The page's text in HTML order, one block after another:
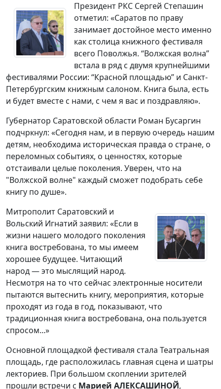
Президент РКС Сергей Степашин
отметил: «Саратов по праву
занимает достойное место именно
как столица книжного фестиваля
всего Поволжья. “Волжская волна”
встала в ряд с двумя крупнейшими
фестивалями России: “Красной площадью” и Санкт-
Петербургским книжным салоном. Книга была, есть
и будет вместе с нами, с чем я вас и поздравляю».
Губернатор Саратовской области Роман Бусаргин
подчркнул: «Сегодня нам, и в первую очередь нашим
детям, необходима историческая правда о стране, о
переломных событиях, о ценностях, которые
отстаивали целые поколения. Уверен, что на
"Волжской волне" каждый сможет подобрать себе
книгу по душе».
Митрополит Саратовский и
Вольский Игнатий заявил: «Если в
жизни нашего молодого поколения
книга востребована, то мы имеем
хорошее будущее. Читающий
народ — это мыслящий народ.
Несмотря на то что сейчас электронные носители
пытаются вытеснить книгу, мероприятия, которые
проходят из года в год, показывают, что
традиционная книга востребована, она пользуется
спросом...»
Основной площадкой фестиваля стала Театральная
площадь, где расположилась главная сцена и шатры
лекториев. При большом скоплении зрителей
прошли встречи с Марией АЛЕКСАШИНОЙ,